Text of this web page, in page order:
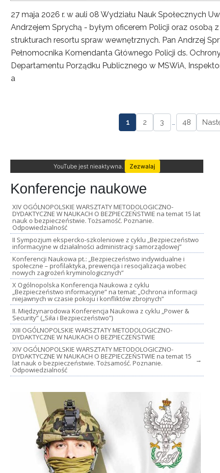
27 maja 2026 r. w auli 08 Wydziału Nauk Społecznych
Andrzejem Sprychą - byłym oficerem Policji oraz osobą
strukturach resortu spraw wewnętrznych. Pan Andrzej
Pełnomocnika Komendanta Głównego Policji ds.
Departamentu Porządku Publicznego w MSWiA,
a
1 2 3 … 48
YouTube jest nieaktywna. Zezwalaj
Konferencje naukowe
XIV OGÓLNOPOLSKIE WARSZTATY METODOLOGICZNO-
DYDAKTYCZNE W NAUKACH O BEZPIECZEŃSTWIE na temat 15 lat
nauk o bezpieczeństwie. Tożsamość. Poznanie.
Odpowiedzialność
II Sympozjum ekspercko-szkoleniowe z cyklu „Bezpieczeństwo
informacyjne w działalności administracji samorządowej”
Konferencji Naukowa pt.: „Bezpieczeństwo indywidualne i
społeczne – profilaktyka, prewencja i resocjalizacja wobec
nowych zagrożeń kryminologicznych”
X Ogólnopolska Konferencja Naukowa z cyklu
„Bezpieczeństwo informacyjne” na temat: „Ochrona informacji
niejawnych w czasie pokoju i konfliktów zbrojnych”
II. Międzynarodowa Konferencja Naukowa z cyklu „Power &
Security” („Siła i Bezpieczeństwo”)
XIII OGÓLNOPOLSKIE WARSZTATY METODOLOGICZNO-
DYDAKTYCZNE W NAUKACH O BEZPIECZEŃSTWIE
XIV OGÓLNOPOLSKIE WARSZTATY METODOLOGICZNO-
DYDAKTYCZNE W NAUKACH O BEZPIECZEŃSTWIE na temat 15
lat nauk o bezpieczeństwie. Tożsamość. Poznanie.
Odpowiedzialność
→